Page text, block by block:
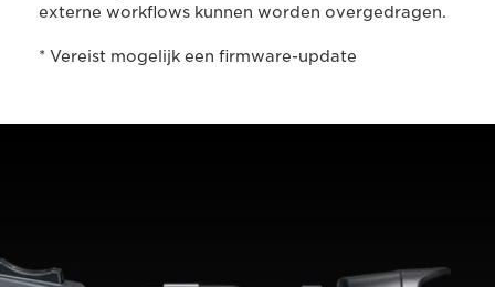
externe workflows kunnen worden overgedragen.
* Vereist mogelijk een firmware-update